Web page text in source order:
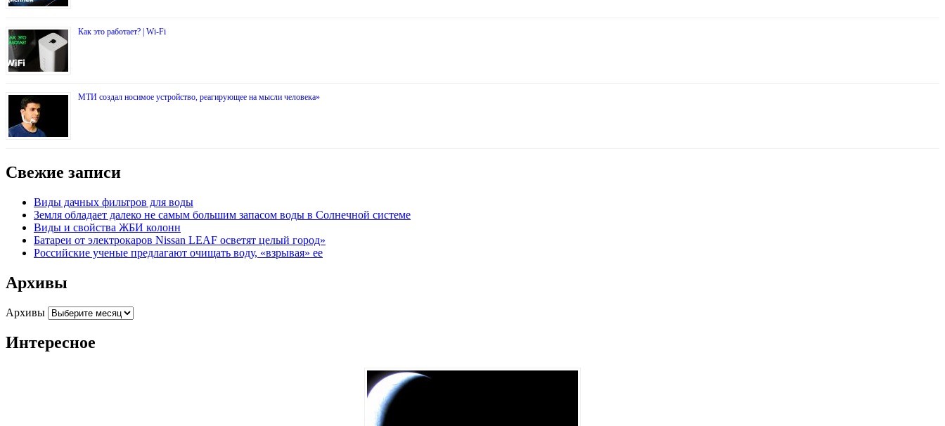
Как это работает? | Wi-Fi
МТИ создал носимое устройство, реагирующее на мысли человека»
Свежие записи
Виды дачных фильтров для воды
Земля обладает далеко не самым большим запасом воды в Солнечной системе
Виды и свойства ЖБИ колонн
Батареи от электрокаров Nissan LEAF осветят целый город»
Российские ученые предлагают очищать воду, «взрывая» ее
Архивы
Архивы
Интересное